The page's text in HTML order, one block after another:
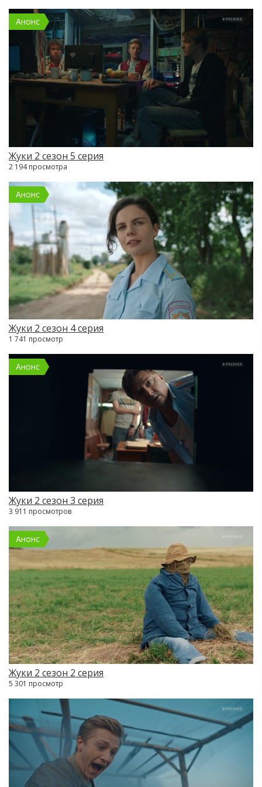
Анонс
Жуки 2 сезон 5 серия
2 194 просмотра
Анонс
Жуки 2 сезон 4 серия
1 741 просмотр
Анонс
Жуки 2 сезон 3 серия
3 911 просмотров
Анонс
Жуки 2 сезон 2 серия
5 301 просмотр